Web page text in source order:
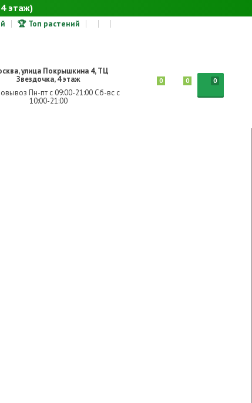
этаж)
🏆 Топ растений
улица Покрышкина 4, ТЦ
Звездочка, 4 этаж
Пн-пт с 09:00-21:00 Сб-вс с
10:00-21:00
0
0 0